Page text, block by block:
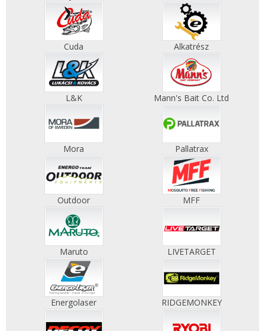
Cuda Alkatrész
L&K Mann's Bait Co. Ltd
Mora Pallatrax
Outdoor MFF
Maruto LIVETARGET
Energolaser RIDGEMONKEY